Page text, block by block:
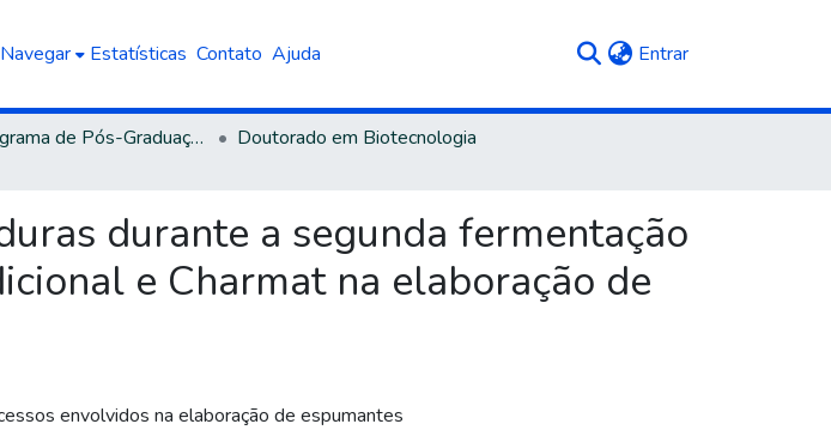
Navegar Estatísticas Contato Ajuda Entrar(current)
Programa de Pós-Graduação em Biotecnologia
Doutorado em Biotecnologia
durante a segunda fermentação
e Charmat na elaboração de
envolvidos na elaboração de espumantes